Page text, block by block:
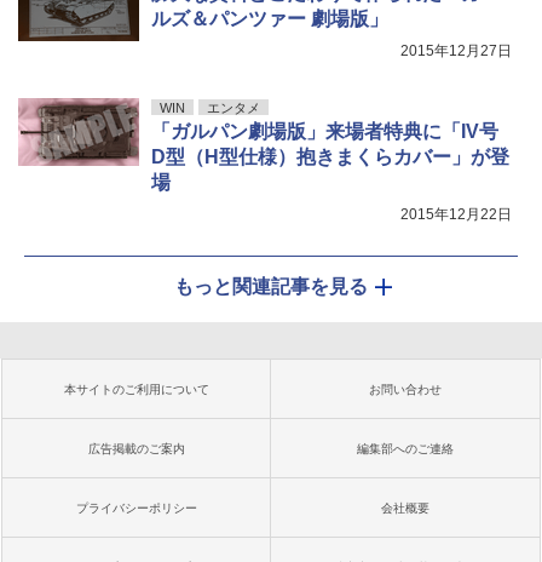
ルズ＆パンツァー 劇場版」
2015年12月27日
WIN エンタメ
「ガルパン劇場版」来場者特典に「IV号
D型（H型仕様）抱きまくらカバー」が登
場
2015年12月22日
もっと関連記事を見る
本サイトのご利用について お問い合わせ
広告掲載のご案内 編集部へのご連絡
プライバシーポリシー 会社概要